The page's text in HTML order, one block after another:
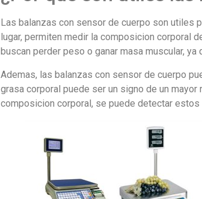
Las balanzas con sensor de cuerpo son utiles
lugar, permiten medir la composicion corporal
buscan perder peso o ganar masa muscular,
Ademas, las balanzas con sensor de cuerpo
grasa corporal puede ser un signo de un
composicion corporal, se puede detectar